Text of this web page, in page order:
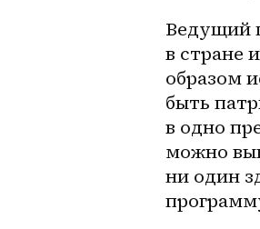
Ведущий
в стране
образом
быть
в одно
можно
ни один